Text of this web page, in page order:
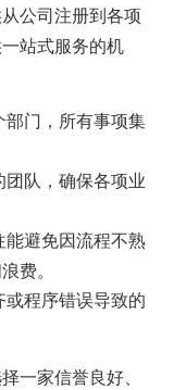
公司注册到各项
站式服务的机
门，所有事项集
队，确保各项业
避免因流程不熟
费。
程序错误导致的
一家信誉良好、